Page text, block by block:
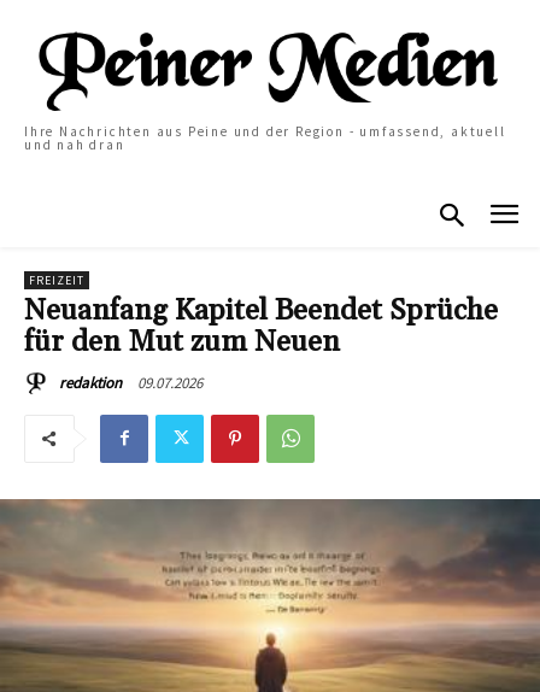
Ihre Nachrichten aus Peine und der Region - umfassend, aktuell
und nah dran
FREIZEIT
Neuanfang Kapitel Beendet Sprüche
für den Mut zum Neuen
redaktion 09.07.2026